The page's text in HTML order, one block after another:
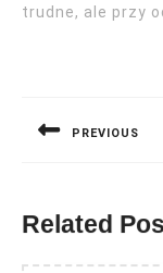
trudne, ale przy
PREVIOUS
Related